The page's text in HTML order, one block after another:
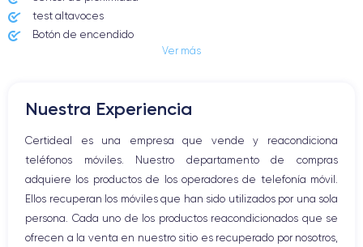
test altavoces
Botón de encendido
Altavoz
Botón Inicio
Bluetooth
WiFi
Red móvil
Vibración
Conector USB
Ver más
Nuestra Experiencia
Certideal es una empresa que vende y reacondiciona
teléfonos móviles. Nuestro departamento de compras
adquiere los productos de los operadores de telefonía móvil.
Ellos recuperan los móviles que han sido utilizados por una sola
persona. Cada uno de los productos reacondicionados que se
ofrecen a la venta en nuestro sitio es recuperado por nosotros,